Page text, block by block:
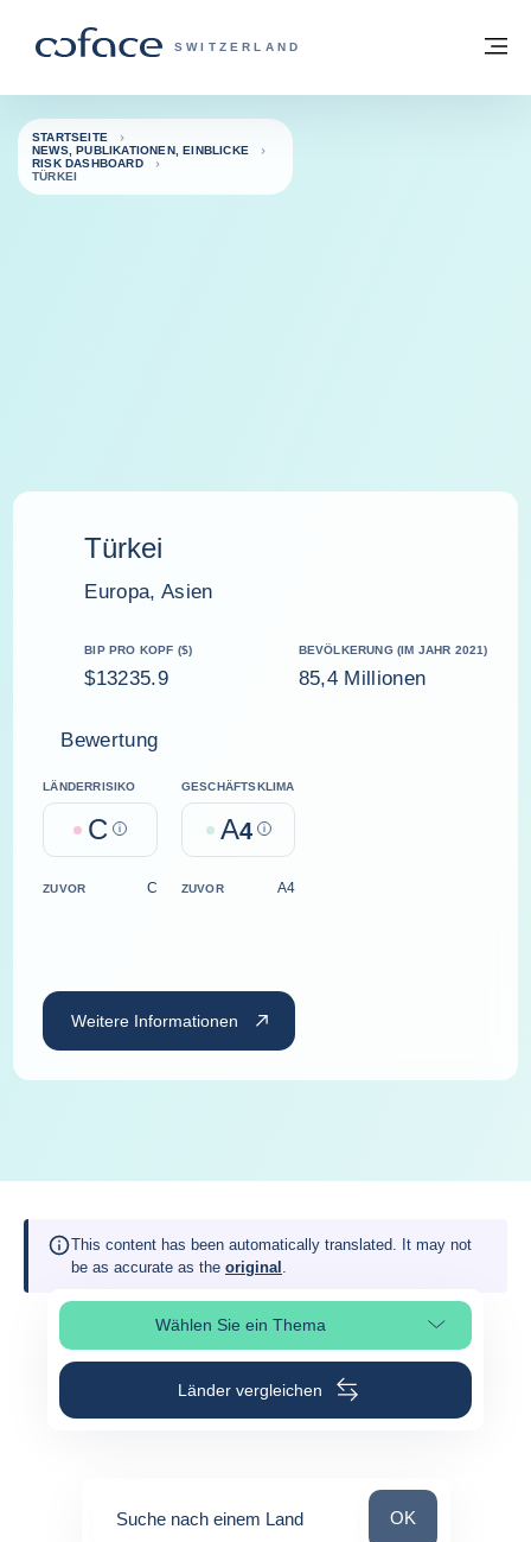
COFACE FOR TRADE - WEBSEITE DER
SWITZERLAND
Zurück zur Startseite
STARTSEITE
NEWS, PUBLIKATIONEN, EINBLICKE
RISK DASHBOARD
TÜRKEI
Türkei
Europa, Asien
BIP PRO KOPF ($)
$13235.9
BEVÖLKERUNG (IM JAHR 2021)
85,4 Millionen
Bewertung
LÄNDERRISIKO
C Help
GESCHÄFTSKLIMA
A4 Help
ZUVOR C ZUVOR A4
Weitere Informationen
This content has been automatically translated. It may not
be as accurate as the original .
Wählen Sie ein ThemaSeitenabschnitt auswählen
Länder vergleichen
Suche nach einem Land Suche nach
OK